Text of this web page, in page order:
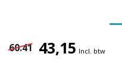
60.41 43,15 Incl. btw